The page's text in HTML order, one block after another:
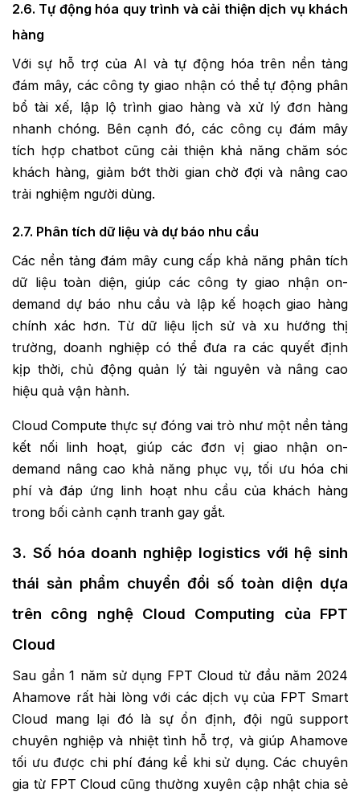
2.6. Tự động hóa quy trình và cải thiện dịch vụ khách
hàng
Với sự hỗ trợ của AI và tự động hóa trên nền tảng
đám mây, các công ty giao nhận có thể tự động phân
bổ tài xế, lập lộ trình giao hàng và xử lý đơn hàng
nhanh chóng. Bên cạnh đó, các công cụ đám mây
tích hợp chatbot cũng cải thiện khả năng chăm sóc
khách hàng, giảm bớt thời gian chờ đợi và nâng cao
trải nghiệm người dùng.
2.7. Phân tích dữ liệu và dự báo nhu cầu
Các nền tảng đám mây cung cấp khả năng phân tích
dữ liệu toàn diện, giúp các công ty giao nhận on-
demand dự báo nhu cầu và lập kế hoạch giao hàng
chính xác hơn. Từ dữ liệu lịch sử và xu hướng thị
trường, doanh nghiệp có thể đưa ra các quyết định
kịp thời, chủ động quản lý tài nguyên và nâng cao
hiệu quả vận hành.
Cloud Compute thực sự đóng vai trò như một nền tảng
kết nối linh hoạt, giúp các đơn vị giao nhận on-
demand nâng cao khả năng phục vụ, tối ưu hóa chi
phí và đáp ứng linh hoạt nhu cầu của khách hàng
trong bối cảnh cạnh tranh gay gắt.
3. Số hóa doanh nghiệp logistics với hệ sinh
thái sản phẩm chuyển đổi số toàn diện dựa
trên công nghệ Cloud Computing của FPT
Cloud
Sau gần 1 năm sử dụng FPT Cloud từ đầu năm 2024
Ahamove rất hài lòng với các dịch vụ của FPT Smart
Cloud mang lại đó là sự ổn định, đội ngũ support
chuyên nghiệp và nhiệt tình hỗ trợ, và giúp Ahamove
tối ưu được chi phí đáng kể khi sử dụng. Các chuyên
gia từ FPT Cloud cũng thường xuyên cập nhật chia sẻ